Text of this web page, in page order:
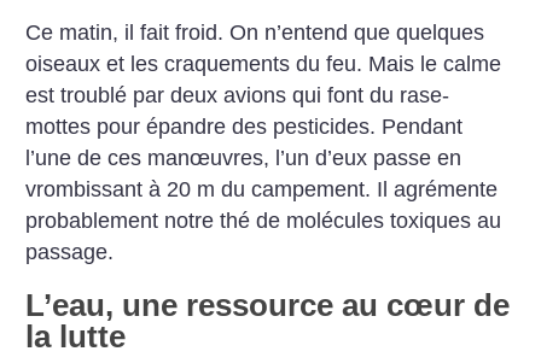
Ce matin, il fait froid. On n’entend que quelques
oiseaux et les craquements du feu. Mais le calme
est troublé par deux avions qui font du rase-
mottes pour épandre des pesticides. Pendant
l’une de ces manœuvres, l’un d’eux passe en
vrombissant à 20 m du campement. Il agrémente
probablement notre thé de molécules toxiques au
passage.
L’eau, une ressource au cœur de
la lutte